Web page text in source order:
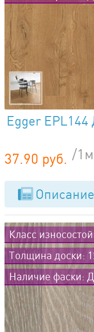
Egger
37.90 руб. /1м
Описание
Класс
Толщина доски:
Наличие фаски: